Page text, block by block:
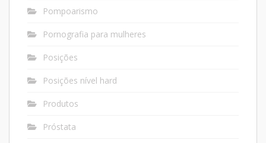
Pompoarismo
Pornografia para mulheres
Posições
Posições nível hard
Produtos
Próstata